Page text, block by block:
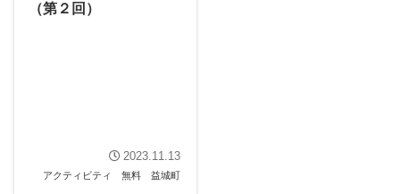
（第２回）
2023.11.13
アクティビティ 無料 益城町